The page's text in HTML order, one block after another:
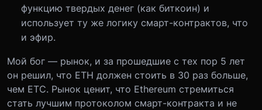
функцию твердых денег (как биткоин) и
использует ту же логику смарт-контрактов, что
и эфир.
Мой бог — рынок, и за прошедшие с тех пор 5 лет
он решил, что ETH должен стоить в 30 раз больше,
чем ETC. Рынок ценит, что Ethereum стремиться
стать лучшим протоколом смарт-контракта и не